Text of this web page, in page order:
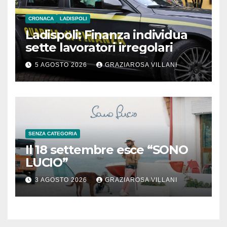
CRONACA LADISPOLI
Ladispoli: Finanza individua
sette lavoratori irregolari
5 AGOSTO 2026 GRAZIAROSA VILLANI
SENZA CATEGORIA
Il 18 settembre esce “SONO
LUCIO”
3 AGOSTO 2026 GRAZIAROSA VILLANI